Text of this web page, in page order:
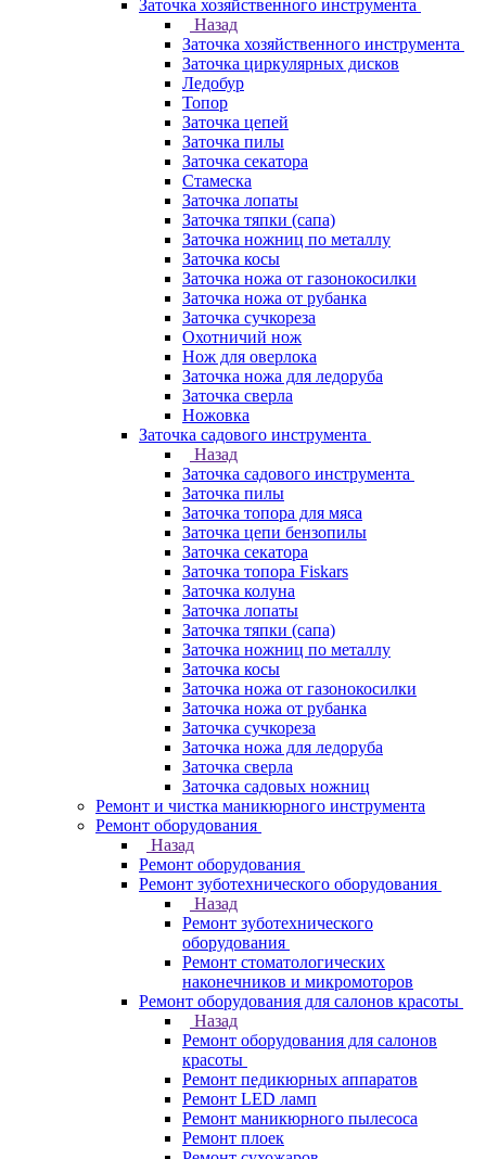
Заточка хозяйственного инструмента
Назад
Заточка хозяйственного инструмента
Заточка циркулярных дисков
Ледобур
Топор
Заточка цепей
Заточка пилы
Заточка секатора
Стамеска
Заточка лопаты
Заточка тяпки (сапа)
Заточка ножниц по металлу
Заточка косы
Заточка ножа от газонокосилки
Заточка ножа от рубанка
Заточка сучкореза
Охотничий нож
Нож для оверлока
Заточка ножа для ледоруба
Заточка сверла
Ножовка
Заточка садового инструмента
Назад
Заточка садового инструмента
Заточка пилы
Заточка топора для мяса
Заточка цепи бензопилы
Заточка секатора
Заточка топора Fiskars
Заточка колуна
Заточка лопаты
Заточка тяпки (сапа)
Заточка ножниц по металлу
Заточка косы
Заточка ножа от газонокосилки
Заточка ножа от рубанка
Заточка сучкореза
Заточка ножа для ледоруба
Заточка сверла
Заточка садовых ножниц
Ремонт и чистка маникюрного инструмента
Ремонт оборудования
Назад
Ремонт оборудования
Ремонт зуботехнического оборудования
Назад
Ремонт зуботехнического
оборудования
Ремонт стоматологических
наконечников и микромоторов
Ремонт оборудования для салонов красоты
Назад
Ремонт оборудования для салонов
красоты
Ремонт педикюрных аппаратов
Ремонт LED ламп
Ремонт маникюрного пылесоса
Ремонт плоек